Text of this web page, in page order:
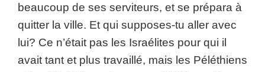
beaucoup de ses serviteurs, et se prépara à
quitter la ville. Et qui supposes-tu aller avec
lui? Ce n’était pas les Israélites pour qui il
avait tant et plus travaillé, mais les Péléthiens